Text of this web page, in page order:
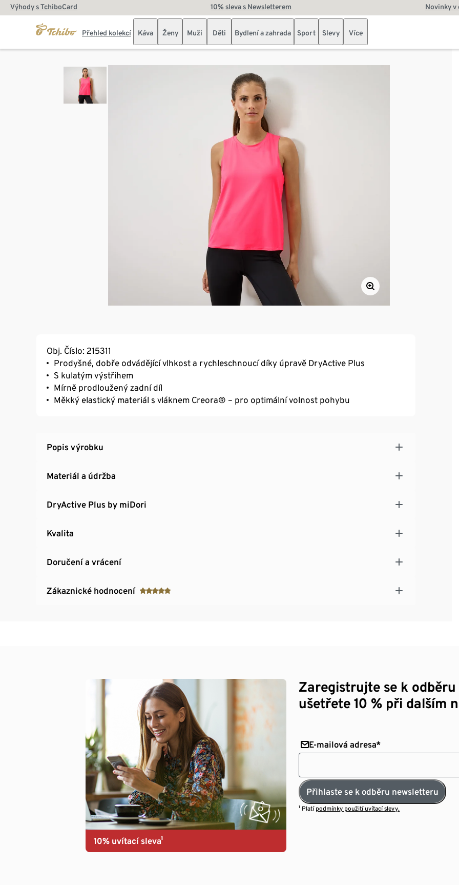
Výhody s TchiboCard 10% sleva s Newsletterem Novinky v
Přehled kolekcí Káva Ženy Muži Děti Bydlení a zahrada Sport Slevy Více
Obj. Číslo: 215311
Prodyšné, dobře odvádějící vlhkost a rychleschnoucí díky úpravě DryActive Plus
S kulatým výstřihem
Mírně prodloužený zadní díl
Měkký elastický materiál s vláknem Creora® – pro optimální volnost pohybu
Popis výrobku
Materiál a údržba
DryActive Plus by miDori
Kvalita
Doručení a vrácení
Zákaznické hodnocení
10% uvítací sleva¹
Zaregistrujte se k
ušetřete 10 % při dalším
E-mailová adresa*
Přihlaste se k odběru newsletteru
¹ Platí podmínky použití uvítací slevy.